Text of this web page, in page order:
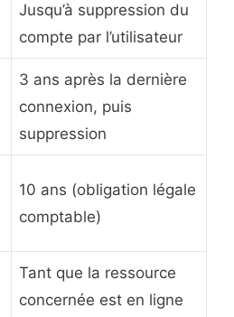
Jusqu’à suppression du
compte par l’utilisateur
3 ans après la dernière
connexion, puis
suppression
10 ans (obligation légale
comptable)
Tant que la ressource
concernée est en ligne